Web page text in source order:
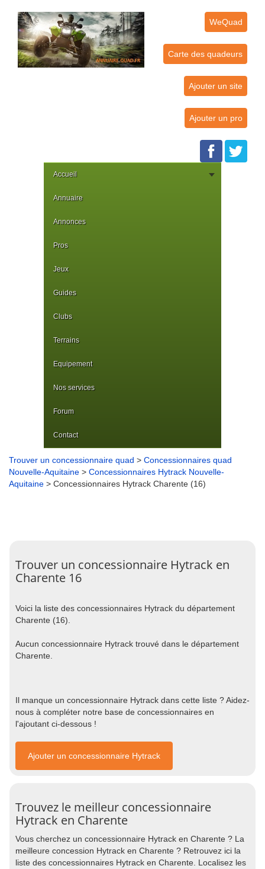
WeQuad
Carte des quadeurs
Ajouter un site
Ajouter un pro
Accueil
Annuaire
Annonces
Pros
Jeux
Guides
Clubs
Terrains
Equipement
Nos services
Forum
Contact
Trouver un concessionnaire quad > Concessionnaires quad
Nouvelle-Aquitaine > Concessionnaires Hytrack Nouvelle-
Aquitaine > Concessionnaires Hytrack Charente (16)
Trouver un concessionnaire Hytrack en
Charente 16
Voici la liste des concessionnaires Hytrack du département
Charente (16).
Aucun concessionnaire Hytrack trouvé dans le département
Charente.
Il manque un concessionnaire Hytrack dans cette liste ? Aidez-
nous à compléter notre base de concessionnaires en
l'ajoutant ci-dessous !
Ajouter un concessionnaire Hytrack
Trouvez le meilleur concessionnaire
Hytrack en Charente
Vous cherchez un concessionnaire Hytrack en Charente ? La
meilleure concession Hytrack en Charente ? Retrouvez ici la
liste des concessionnaires Hytrack en Charente. Localisez les